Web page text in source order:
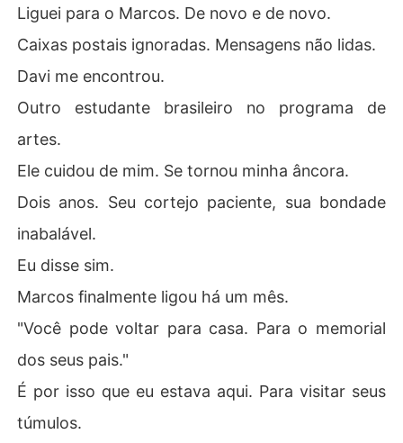
Liguei para o Marcos. De novo e de novo.
Caixas postais ignoradas. Mensagens não lidas.
Davi me encontrou.
Outro estudante brasileiro no programa de
artes.
Ele cuidou de mim. Se tornou minha âncora.
Dois anos. Seu cortejo paciente, sua bondade
inabalável.
Eu disse sim.
Marcos finalmente ligou há um mês.
"Você pode voltar para casa. Para o memorial
dos seus pais."
É por isso que eu estava aqui. Para visitar seus
túmulos.